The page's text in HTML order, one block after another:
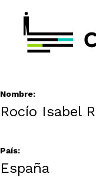
Nombre:
Rocío Isabel
País:
España